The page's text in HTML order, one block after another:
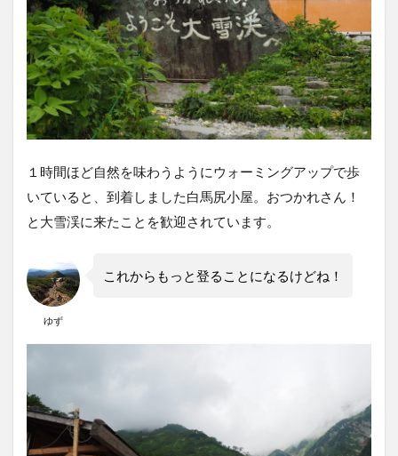
１時間ほど自然を味わうようにウォーミングアップで歩
いていると、到着しました白馬尻小屋。おつかれさん！
と大雪渓に来たことを歓迎されています。
ゆず
これからもっと登ることになるけどね！